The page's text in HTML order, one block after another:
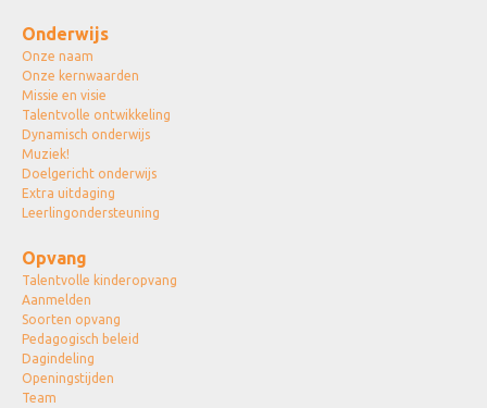
Onderwijs
Onze naam
Onze kernwaarden
Missie en visie
Talentvolle ontwikkeling
Dynamisch onderwijs
Muziek!
Doelgericht onderwijs
Extra uitdaging
Leerlingondersteuning
Opvang
Talentvolle kinderopvang
Aanmelden
Soorten opvang
Pedagogisch beleid
Dagindeling
Openingstijden
Team